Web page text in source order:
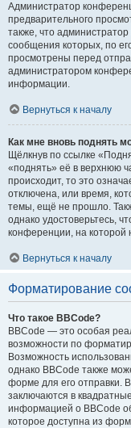
Администратор
предварительного
также, что
сообщения которых, по
просмотрены перед
администратором
информации.
Вернуться к началу
Как мне вновь поднять
Щёлкнув по ссылке
«поднять» её в верхнюю
происходит, то это
отключена, или время,
темы, ещё не прошло.
однако удостоверьтесь,
конференции, на которой
Вернуться к началу
Форматирование
Что такое BBCode?
BBCode — это особая
возможности по
Возможность
однако BBCode также
форме для его отправки.
заключаются в
информацией о BBCode
которое доступна из